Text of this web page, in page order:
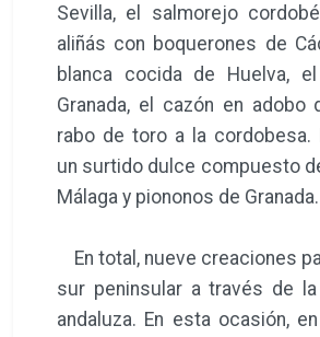
Sevilla, el salmorejo
aliñás con boquerones de
blanca cocida de Huelva,
Granada, el cazón en adobo
rabo de toro a la cordobesa.
un surtido dulce compuesto
Málaga y piononos de Granada.
En total, nueve creaciones
sur peninsular a través de la
andaluza. En esta ocasión,